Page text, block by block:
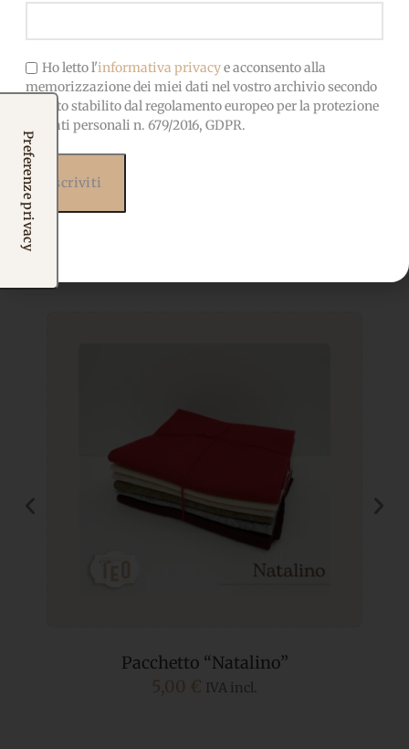
Potrebbero interessarti
Pacchetto “Natalino”
5,00 € IVA incl.
Ho letto l'informativa privacye acconsento alla
memorizzazione dei miei dati nel vostro archivio secondo
quanto stabilito dal regolamento europeo per la protezione
dei dati personali n. 679/2016, GDPR.